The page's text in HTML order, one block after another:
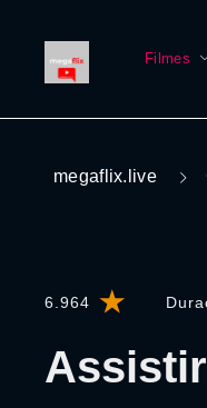
Filmes
megaflix.live
6.964